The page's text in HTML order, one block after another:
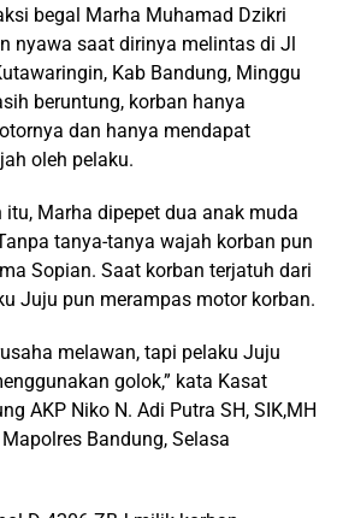
begal Marha Muhamad Dzikri
nyawa saat dirinya melintas di Jl
Kab Bandung, Minggu
beruntung, korban hanya
dan hanya mendapat
oleh pelaku.
Marha dipepet dua anak muda
tanya-tanya wajah korban pun
Sopian. Saat korban terjatuh dari
Juju pun merampas motor korban.
melawan, tapi pelaku Juju
golok,” kata Kasat
AKP Niko N. Adi Putra SH, SIK,MH
Bandung, Selasa